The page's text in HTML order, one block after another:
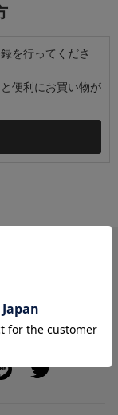
を行ってくださ
便利にお買い物が